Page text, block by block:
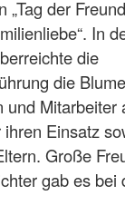
„Tag der
In
die
die
und Mitarbeiter
Einsatz
Große
gab es bei